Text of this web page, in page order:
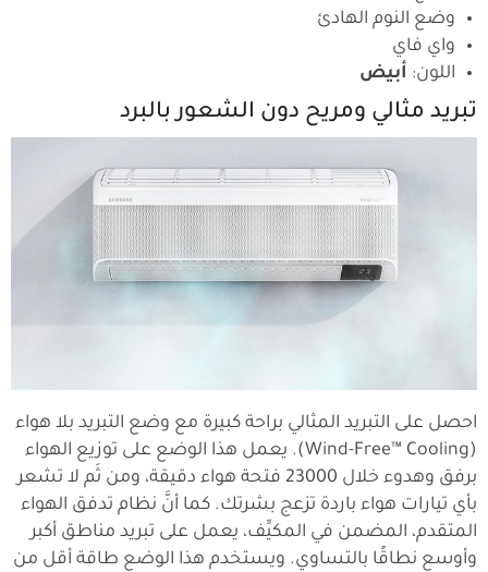
وضع النوم الهادئ
واي فاي
اللون: أبيض
تبريد مثالي ومريح دون الشعور بالبرد
احصل على التبريد المثالي براحة كبيرة مع وضع التبريد بلا هواء
(Wind-Free™ Cooling). يعمل هذا الوضع على توزيع الهواء
برفق وهدوء خلال 23000 فتحة هواء دقيقة، ومن ثَم لا تشعر
بأي تيارات هواء باردة تزعج بشرتك. كما أنَّ نظام تدفق الهواء
المتقدم، المضمن في المكيِّف، يعمل على تبريد مناطق أكبر
وأوسع نطاقًا بالتساوي. ويستخدم هذا الوضع طاقة أقل من